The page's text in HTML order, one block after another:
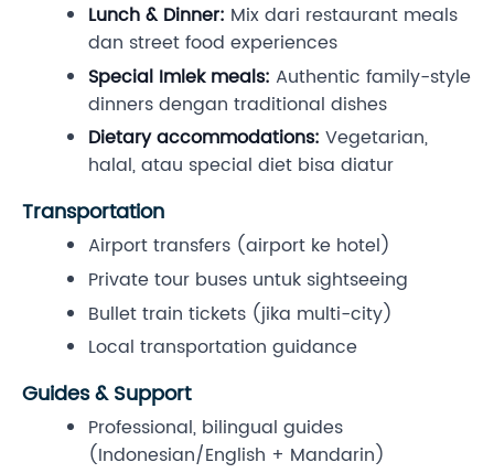
Lunch & Dinner: Mix dari restaurant meals
dan street food experiences
Special Imlek meals: Authentic family-style
dinners dengan traditional dishes
Dietary accommodations: Vegetarian,
halal, atau special diet bisa diatur
Transportation
Airport transfers (airport ke hotel)
Private tour buses untuk sightseeing
Bullet train tickets (jika multi-city)
Local transportation guidance
Guides & Support
Professional, bilingual guides
(Indonesian/English + Mandarin)